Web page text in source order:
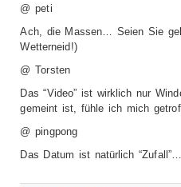
@ peti
Ach, die Massen… Seien Sie
Wetterneid!)
@ Torsten
Das “Video” ist wirklich nur
gemeint ist, fühle ich mich
@ pingpong
Das Datum ist natürlich